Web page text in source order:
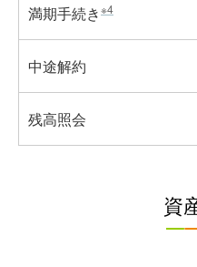
満期手続き※4
中途解約
残高照会
資